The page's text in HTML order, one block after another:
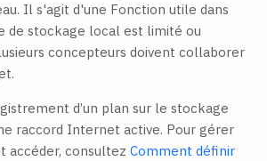
Il s'agit d'une Fonction utile dans
de stockage local est limité ou
concepteurs doivent collaborer
d’un plan sur le stockage
raccord Internet active. Pour gérer
accéder, consultezComment définir